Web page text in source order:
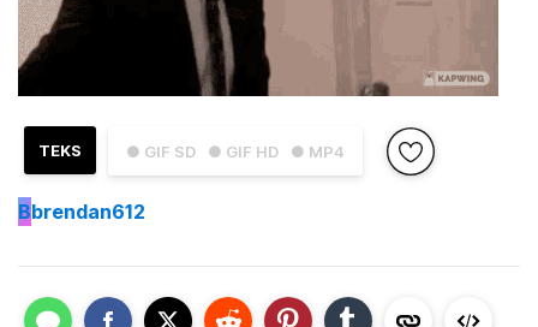
● GIF SD ● GIF HD ● MP4
TEKS
Bbrendan612